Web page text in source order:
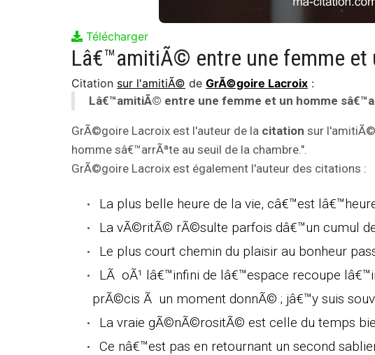
Télécharger
Citation sur l'amitiÃ© de GrÃ©goire Lacroix :
Lâ€™amitiÃ© entre une femme et un homme
GrÃ©goire Lacroix est l'auteur de la citation sur
homme sâ€™arrÃªte au seuil de la chambre.".
GrÃ©goire Lacroix est également l'auteur des citations :
La plus belle heure de la vie, câ€™est
La vÃ©ritÃ© rÃ©sulte parfois dâ€™un cumul
Le plus court chemin du plaisir au bonheur
LÃ oÃ¹ lâ€™infini de lâ€™espace recoupe
prÃ©cis Ã un moment donnÃ© ; jâ€™y suis
La vraie gÃ©nÃ©rositÃ© est celle du temps
Ce nâ€™est pas en retournant un second